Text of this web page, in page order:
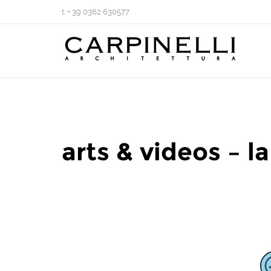
t. + 39 0362 630577
arts & videos –